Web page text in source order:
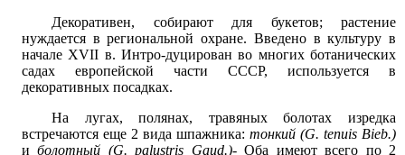
Декоративен, собирают для букетов; растение
нуждается в региональной охране. Введено в культуру в
начале XVII в. Интро-дуцирован во многих ботанических
садах европейской части СССР, используется в
декоративных посадках.
На лугах, полянах, травяных болотах изредка
встречаются еще 2 вида шпажника: тонкий (G. tenuis Bieb.)
иболотный (G. palustris Gaud.)-Оба имеют всего по 2